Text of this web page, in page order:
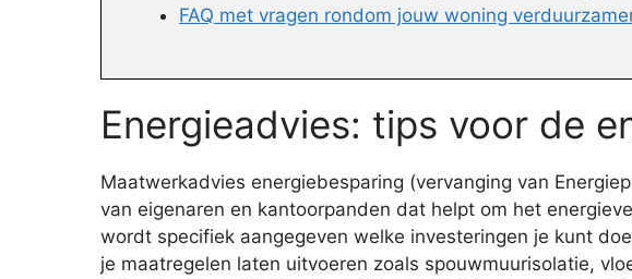
FAQ met vragen rondom jouw woning
Energieadvies: tips voor de
Maatwerkadvies energiebesparing (vervanging van
van eigenaren en kantoorpanden dat helpt om het
wordt specifiek aangegeven welke investeringen je kunt
je maatregelen laten uitvoeren zoals spouwmuurisolatie,